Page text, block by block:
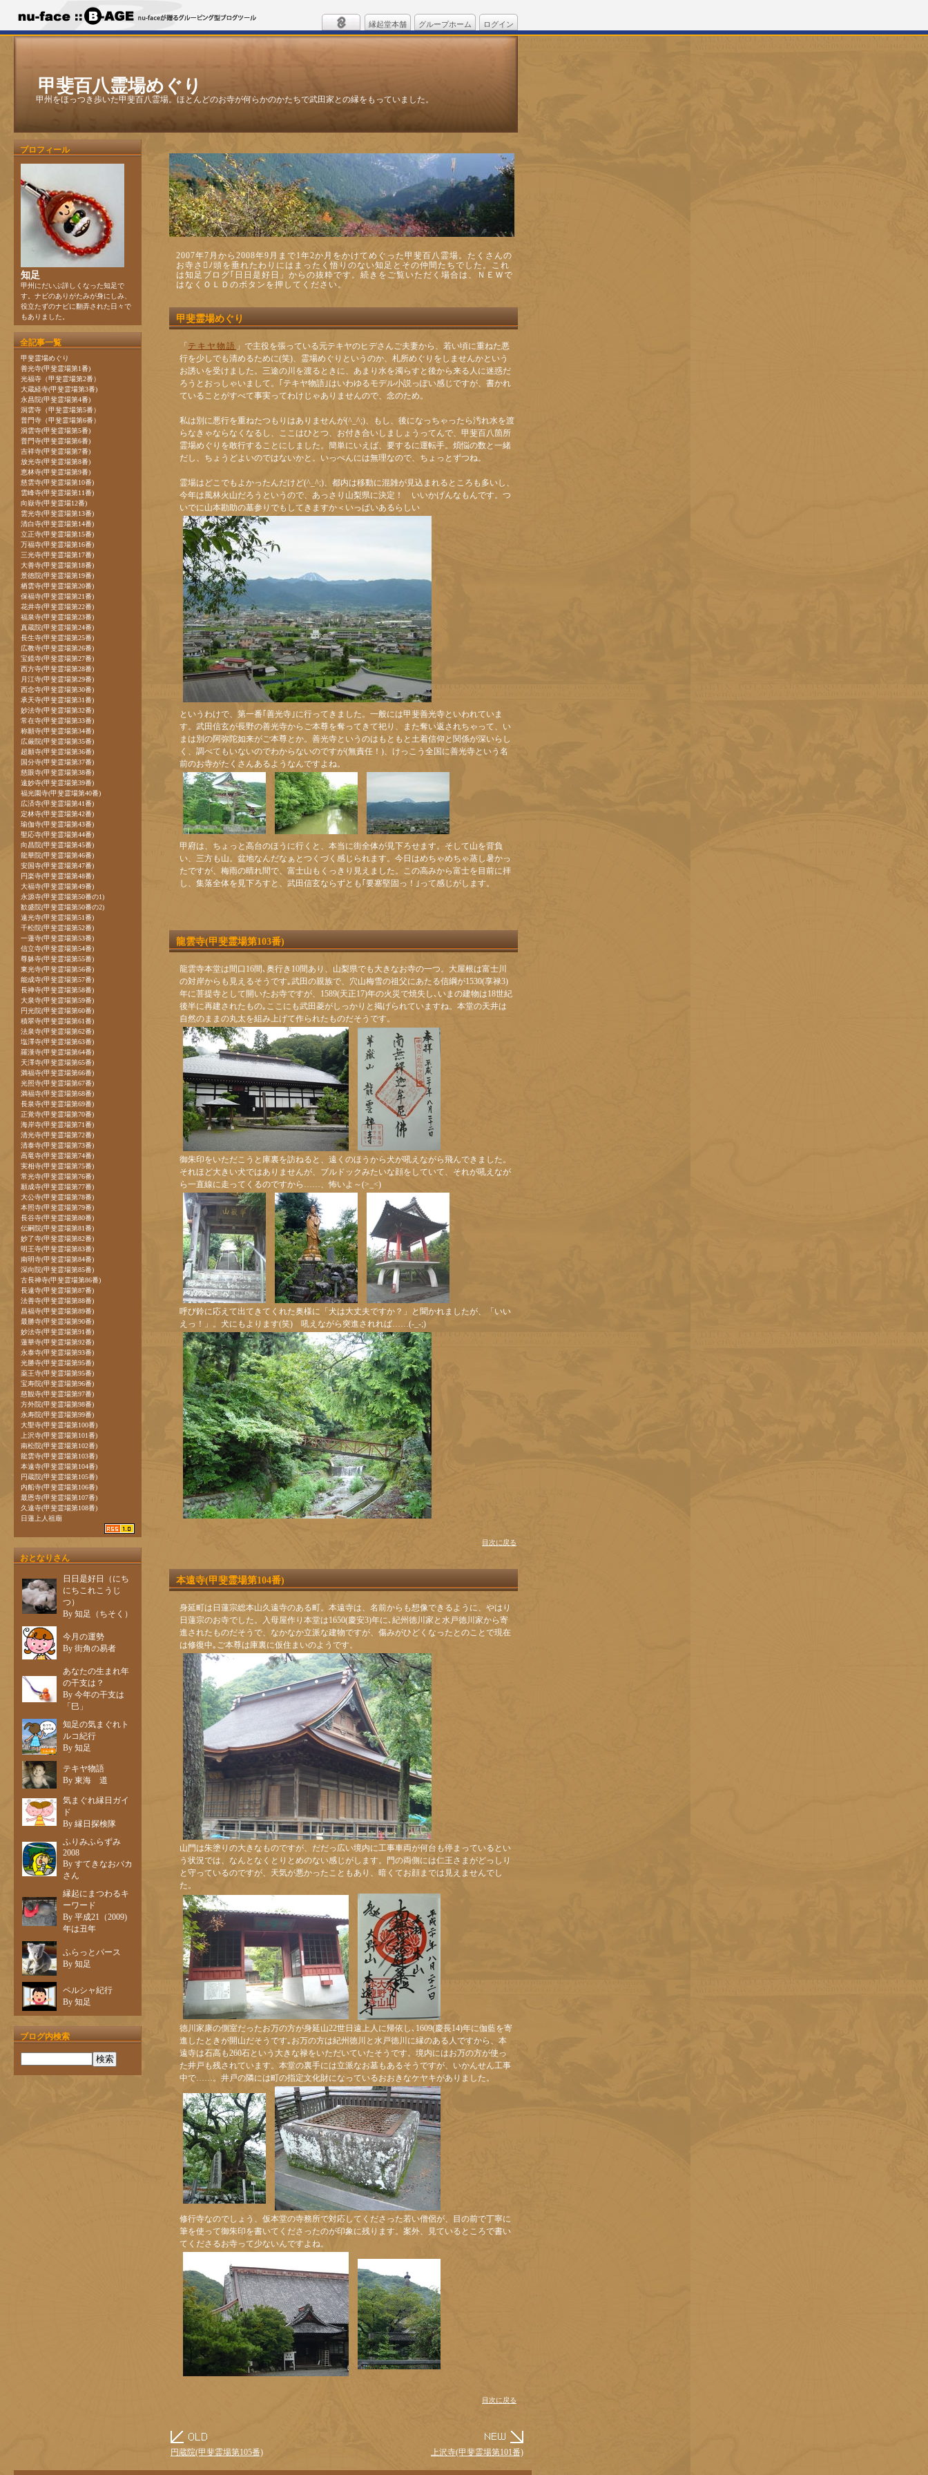
縁起堂本舗 グループホーム ログイン
甲斐百八霊場めぐり
甲州をほっつき歩いた甲斐百八霊場。ほとんどのお寺が何らかのかたちで武田家との縁をもっていました。
2007年7月から2008年9月まで1年2か月をかけてめぐった甲斐百八霊場。たくさんの
お寺さﾉ頭を垂れたわりにはまったく悟りのない知足とその仲間たちでした。これ
は知足ブログ｢日日是好日」からの抜粋です。続きをご覧いただく場合は、ＮＥＷで
はなくＯＬＤのボタンを押してください。
甲斐霊場めぐり
「 テキヤ物語 」で主役を張っている元テキヤのヒデさんご夫妻から、若い頃に重ねた悪
行を少しでも清めるために(笑)、霊場めぐりというのか、札所めぐりをしませんかという
お誘いを受けました。三途の川を渡るときに、あまり水を濁らすと後から来る人に迷惑だ
ろうとおっしゃいまして。｢テキヤ物語｣はいわゆるモデル小説っぽい感じですが、書かれ
ていることがすべて事実ってわけじゃありませんので、念のため。
私は別に悪行を重ねたつもりはありませんが(^_^;)、もし、後になっちゃったら汚れ水を渡
らなきゃならなくなるし、ここはひとつ、お付き合いしましょうってんで、甲斐百八箇所
霊場めぐりを敢行することにしました。簡単にいえば、要するに運転手。煩悩の数と一緒
だし、ちょうどよいのではないかと。いっぺんには無理なので、ちょっとずつね。
霊場はどこでもよかったんだけど(^_^;)、都内は移動に混雑が見込まれるところも多いし、
今年は風林火山だろうというので、あっさり山梨県に決定！ いいかげんなもんです。つ
いでに山本勘助の墓参りでもしてきますか＜いっぱいあるらしい
というわけで、第一番｢善光寺｣に行ってきました。一般には甲斐善光寺といわれていま
す。武田信玄が長野の善光寺からご本尊を奪ってきて祀り、また奪い返されちゃって、い
まは別の阿弥陀如来がご本尊とか。善光寺というのはもともと土着信仰と関係が深いらし
く、調べてもいないのでわからないのですが(無責任！)、けっこう全国に善光寺という名
前のお寺がたくさんあるようなんですよね。
甲府は、ちょっと高台のほうに行くと、本当に街全体が見下ろせます。そして山を背負
い、三方も山。盆地なんだなぁとつくづく感じられます。今日はめちゃめちゃ蒸し暑かっ
たですが、梅雨の晴れ間で、富士山もくっきり見えました。この高みから富士を目前に拝
し、集落全体を見下ろすと、武田信玄ならずとも｢要塞堅固っ！｣って感じがします。
龍雲寺(甲斐霊場第103番)
龍雲寺本堂は間口16間､奥行き10間あり、山梨県でも大きなお寺の一つ。大屋根は富士川
の対岸からも見えるそうです｡武田の親族で、穴山梅雪の祖父にあたる信綱が1530(享禄3)
年に菩提寺として開いたお寺ですが、1589(天正17)年の火災で焼失し､いまの建物は18世紀
後半に再建されたもの｡ここにも武田菱がしっかりと掲げられていますね。本堂の天井は
自然のままの丸太を組み上げて作られたものだそうです。
御朱印をいただこうと庫裏を訪ねると、遠くのほうから犬が吼えながら飛んできました。
それほど大きい犬ではありませんが、ブルドックみたいな顔をしていて、それが吼えなが
ら一直線に走ってくるのですから……、怖いよ～(>_<)
呼び鈴に応えて出てきてくれた奥様に「犬は大丈夫ですか？」と聞かれましたが、「いい
えっ！」。犬にもよります(笑) 吼えながら突進されれば……(-_-;)
目次に戻る
本遠寺(甲斐霊場第104番)
身延町は日蓮宗総本山久遠寺のある町。本遠寺は、名前からも想像できるように、やはり
日蓮宗のお寺でした。入母屋作り本堂は1650(慶安3)年に､紀州徳川家と水戸徳川家から寄
進されたものだそうで、なかなか立派な建物ですが、傷みがひどくなったとのことで現在
は修復中｡ご本尊は庫裏に仮住まいのようです。
山門は朱塗りの大きなものですが、だだっ広い境内に工事車両が何台も停まっているとい
う状況では、なんとなくとりとめのない感じがします。門の両側には仁王さまがどっしり
と守っているのですが、天気が悪かったこともあり、暗くてお顔までは見えませんでし
た。
徳川家康の側室だったお万の方が身延山22世日遠上人に帰依し､1609(慶長14)年に伽藍を寄
進したときが開山だそうです｡お万の方は紀州徳川と水戸徳川に縁のある人ですから、本
遠寺は石高も260石という大きな禄をいただいていたそうです。境内にはお万の方が使っ
た井戸も残されています。本堂の裏手には立派なお墓もあるそうですが、いかんせん工事
中で……。井戸の隣には町の指定文化財になっているおおきなケヤキがありました。
修行寺なのでしょう、仮本堂の寺務所で対応してくださった若い僧侶が、目の前で丁寧に
筆を使って御朱印を書いてくださったのが印象に残ります。案外、見ているところで書い
てくださるお寺って少ないんですよね。
目次に戻る
円蔵院(甲斐霊場第105番) 上沢寺(甲斐霊場第101番)
プロフィール
知足
甲州にだいぶ詳しくなった知足で
す。ナビのありがたみが身にしみ、
役立たずのナビに翻弄された日々で
もありました。
全記事一覧
甲斐霊場めぐり
善光寺(甲斐霊場第1番)
光福寺（甲斐霊場第2番）
大蔵経寺(甲斐霊場第3番)
永昌院(甲斐霊場第4番)
洞雲寺（甲斐霊場第5番）
普門寺（甲斐霊場第6番）
洞雲寺(甲斐霊場第5番)
普門寺(甲斐霊場第6番)
吉祥寺(甲斐霊場第7番)
放光寺(甲斐霊場第8番)
恵林寺(甲斐霊場第9番)
慈雲寺(甲斐霊場第10番)
雲峰寺(甲斐霊場第11番)
向嶽寺(甲斐霊場12番)
雲光寺(甲斐霊場第13番)
清白寺(甲斐霊場第14番)
立正寺(甲斐霊場第15番)
万福寺(甲斐霊場第16番)
三光寺(甲斐霊場第17番)
大善寺(甲斐霊場第18番)
景徳院(甲斐霊場第19番)
栖雲寺(甲斐霊場第20番)
保福寺(甲斐霊場第21番)
花井寺(甲斐霊場第22番)
福泉寺(甲斐霊場第23番)
真蔵院(甲斐霊場第24番)
長生寺(甲斐霊場第25番)
広教寺(甲斐霊場第26番)
宝鏡寺(甲斐霊場第27番)
西方寺(甲斐霊場第28番)
月江寺(甲斐霊場第29番)
西念寺(甲斐霊場第30番)
承天寺(甲斐霊場第31番)
妙法寺(甲斐霊場第32番)
常在寺(甲斐霊場第33番)
称願寺(甲斐霊場第34番)
広厳院(甲斐霊場第35番)
超願寺(甲斐霊場第36番)
国分寺(甲斐霊場第37番)
慈眼寺(甲斐霊場第38番)
遠妙寺(甲斐霊場第39番)
福光園寺(甲斐霊場第40番)
広済寺(甲斐霊場第41番)
定林寺(甲斐霊場第42番)
瑜伽寺(甲斐霊場第43番)
聖応寺(甲斐霊場第44番)
向昌院(甲斐霊場第45番)
龍華院(甲斐霊場第46番)
安国寺(甲斐霊場第47番)
円楽寺(甲斐霊場第48番)
大福寺(甲斐霊場第49番)
永源寺(甲斐霊場第50番の1)
歓盛院(甲斐霊場第50番の2)
遠光寺(甲斐霊場第51番)
千松院(甲斐霊場第52番)
一蓮寺(甲斐霊場第53番)
信立寺(甲斐霊場第54番)
尊躰寺(甲斐霊場第55番)
東光寺(甲斐霊場第56番)
能成寺(甲斐霊場第57番)
長禅寺(甲斐霊場第58番)
大泉寺(甲斐霊場第59番)
円光院(甲斐霊場第60番)
積翠寺(甲斐霊場第61番)
法泉寺(甲斐霊場第62番)
塩澤寺(甲斐霊場第63番)
羅漢寺(甲斐霊場第64番)
天澤寺(甲斐霊場第65番)
満福寺(甲斐霊場第66番)
光照寺(甲斐霊場第67番)
満福寺(甲斐霊場第68番)
長泉寺(甲斐霊場第69番)
正覚寺(甲斐霊場第70番)
海岸寺(甲斐霊場第71番)
清光寺(甲斐霊場第72番)
清泰寺(甲斐霊場第73番)
高竜寺(甲斐霊場第74番)
実相寺(甲斐霊場第75番)
常光寺(甲斐霊場第76番)
願成寺(甲斐霊場第77番)
大公寺(甲斐霊場第78番)
本照寺(甲斐霊場第79番)
長谷寺(甲斐霊場第80番)
伝嗣院(甲斐霊場第81番)
妙了寺(甲斐霊場第82番)
明王寺(甲斐霊場第83番)
南明寺(甲斐霊場第84番)
深向院(甲斐霊場第85番)
古長禅寺(甲斐霊場第86番)
長遠寺(甲斐霊場第87番)
法善寺(甲斐霊場第88番)
昌福寺(甲斐霊場第89番)
最勝寺(甲斐霊場第90番)
妙法寺(甲斐霊場第91番)
蓮華寺(甲斐霊場第92番)
永泰寺(甲斐霊場第93番)
光勝寺(甲斐霊場第95番)
薬王寺(甲斐霊場第95番)
宝寿院(甲斐霊場第96番)
慈観寺(甲斐霊場第97番)
方外院(甲斐霊場第98番)
永寿院(甲斐霊場第99番)
大聖寺(甲斐霊場第100番)
上沢寺(甲斐霊場第101番)
南松院(甲斐霊場第102番)
龍雲寺(甲斐霊場第103番)
本遠寺(甲斐霊場第104番)
円蔵院(甲斐霊場第105番)
内船寺(甲斐霊場第106番)
最恩寺(甲斐霊場第107番)
久遠寺(甲斐霊場第108番)
日蓮上人祖廟
おとなりさん
日日是好日（にち
にちこれこうじ
つ）
By 知足（ちそく）
今月の運勢
By 街角の易者
あなたの生まれ年
の干支は？
By 今年の干支は
「巳」
知足の気まぐれト
ルコ紀行
By 知足
テキヤ物語
By 東海 道
気まぐれ縁日ガイ
ド
By 縁日探検隊
ふりみふらずみ
2008
By すてきなおバカ
さん
縁起にまつわるキ
ーワード
By 平成21（2009)
年は丑年
ふらっとパース
By 知足
ペルシャ紀行
By 知足
ブログ内検索